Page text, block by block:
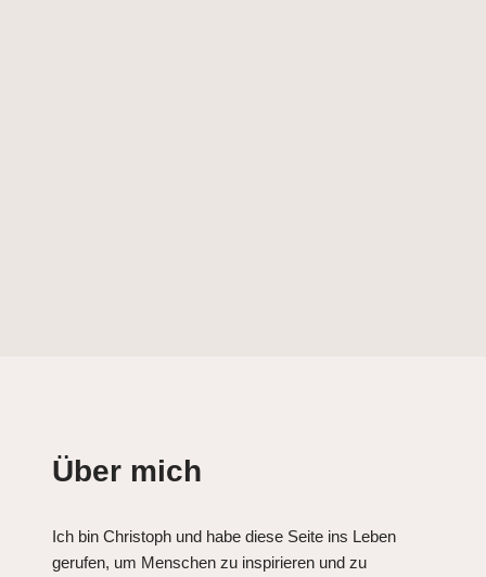
Über mich
Ich bin Christoph und habe diese Seite ins Leben
gerufen, um Menschen zu inspirieren und zu